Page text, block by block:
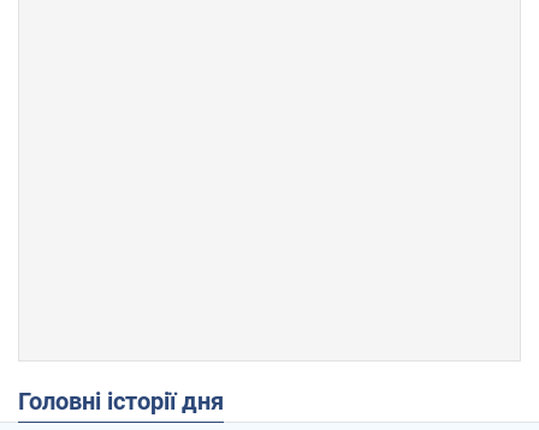
Головні історії дня